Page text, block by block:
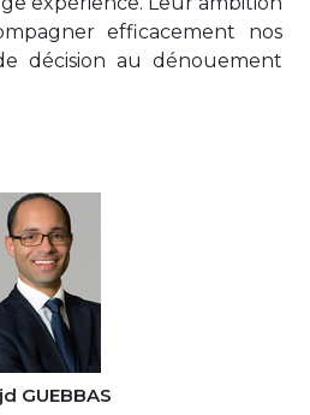
efficacement nos
décision au dénouement
GUEBBAS